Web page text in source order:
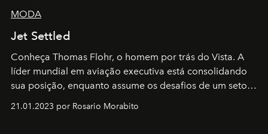
MODA
Jet Settled
Conheça Thomas Flohr, o homem por trás do Vista. A
líder mundial em aviação executiva está consolidando
sua posição, enquanto assume os desafios de um setor
21.01.2023 por Rosario Morabito